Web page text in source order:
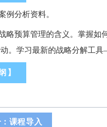
例分析资料。
略预算管理的含义 。 掌握如
。 学习最新的战略分解工具
】
课程导入